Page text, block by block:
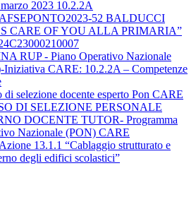
2023 10.2.2A
52 BALDUCCI
CARE OF YOU ALLA PRIMARIA”
RUP - Piano Operativo Nazionale
Iniziativa CARE: 10.2.2A – Competenze
di selezione docente esperto Pon CARE
DI SELEZIONE PERSONALE
DOCENTE TUTOR- Programma
Nazionale (PON) CARE
13.1.1 “Cablaggio strutturato e
degli edifici scolastici”